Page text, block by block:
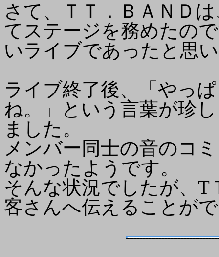
さて、ＴＴ．ＢＡＮＤ
てステージを務めたの
いライブであったと思
ライブ終了後、「やっ
ね。」という言葉が珍
ました。
メンバー同士の音のコ
なかったようです。
そんな状況でしたが、
客さんへ伝えることが